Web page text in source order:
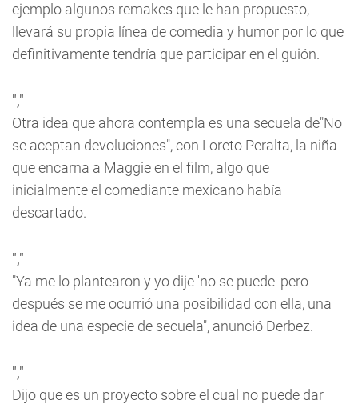
ejemplo algunos remakes que le han propuesto,
llevará su propia línea de comedia y humor por lo que
definitivamente tendría que participar en el guión.
","
Otra idea que ahora contempla es una secuela de"No
se aceptan devoluciones", con Loreto Peralta, la niña
que encarna a Maggie en el film, algo que
inicialmente el comediante mexicano había
descartado.
","
"Ya me lo plantearon y yo dije 'no se puede' pero
después se me ocurrió una posibilidad con ella, una
idea de una especie de secuela", anunció Derbez.
","
Dijo que es un proyecto sobre el cual no puede dar